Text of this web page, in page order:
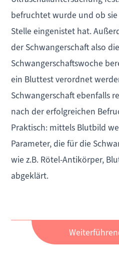
befruchtet wurde und ob
Stelle eingenistet hat.
der Schwangerschaft also
Schwangerschaftswoche
ein Bluttest verordnet
Schwangerschaft ebenfalls
nach der erfolgreichen
Praktisch: mittels Blutbild
Parameter, die für die
wie z.B. Rötel-Antikörper,
abgeklärt.